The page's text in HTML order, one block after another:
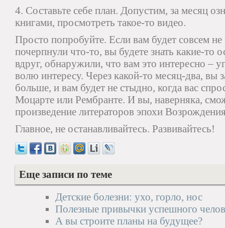
4. Составьте себе план. Допустим, за месяц
книгами, просмотреть такое-то видео.
Просто попробуйте. Если вам будет совсем
почерпнули что-то, вы будете знать какие-то
вдруг, обнаружили, что вам это интересно –
волю интересу. Через какой-то месяц-два, вы
больше, и вам будет не стыдно, когда вас
Моцарте или Рембранте. И вы, наверняка,
произведение литераторов эпохи
Главное, не останавливайтесь. Развивайтесь!
Еще записи по теме
Детские болезни: ухо, горло, нос
Полезные привычки успешного
А вы строите планы на будущее?